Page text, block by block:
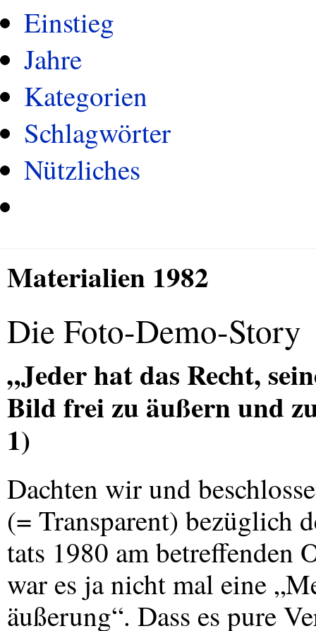
Einstieg
Jahre
Kategorien
Schlagwörter
Nützliches
Materialien 1982
Die Foto-Demo-Story
„Jeder hat das Recht,
Bild frei zu äußern und
1)
Dachten wir und
(= Transparent) bezüglich
tats 1980 am betreffenden
war es ja nicht mal eine
äußerung“. Dass es pure